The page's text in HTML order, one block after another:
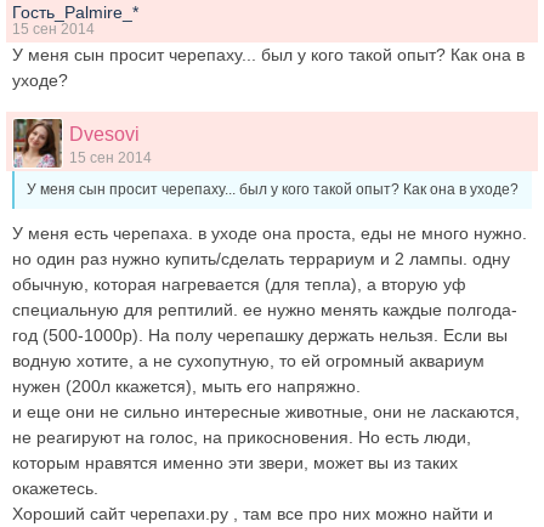
Гость_Palmire_*
15 сен 2014
У меня сын просит черепаху... был у кого такой опыт? Как она в
уходе?
Dvesovi
15 сен 2014
У меня сын просит черепаху... был у кого такой опыт? Как она в уходе?
У меня есть черепаха. в уходе она проста, еды не много нужно.
но один раз нужно купить/сделать террариум и 2 лампы. одну
обычную, которая нагревается (для тепла), а вторую уф
специальную для рептилий. ее нужно менять каждые полгода-
год (500-1000р). На полу черепашку держать нельзя. Если вы
водную хотите, а не сухопутную, то ей огромный аквариум
нужен (200л ккажется), мыть его напряжно.
и еще они не сильно интересные животные, они не ласкаются,
не реагируют на голос, на прикосновения. Но есть люди,
которым нравятся именно эти звери, может вы из таких
окажетесь.
Хороший сайт черепахи.ру , там все про них можно найти и